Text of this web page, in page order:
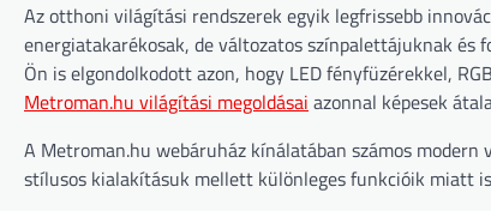
Az otthoni világítási rendszerek egyik legfrissebb
energiatakarékosak, de változatos színpalettájuknak
Ön is elgondolkodott azon, hogy LED fényfüzérekkel,
Metroman.hu világítási megoldásai azonnal képesek
A Metroman.hu webáruház kínálatában számos
stílusos kialakításuk mellett különleges funkcióik miatt